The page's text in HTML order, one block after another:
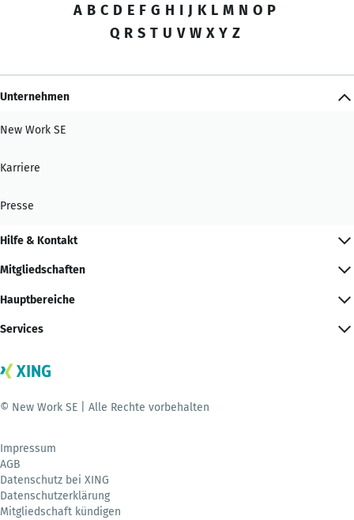
A B C D E F G H I J K L M N O P
Q R S T U V W X Y Z
Unternehmen
New Work SE
Karriere
Presse
Hilfe & Kontakt
Mitgliedschaften
Hauptbereiche
Services
© New Work SE | Alle Rechte vorbehalten
Impressum
AGB
Datenschutz bei XING
Datenschutzerklärung
Mitgliedschaft kündigen